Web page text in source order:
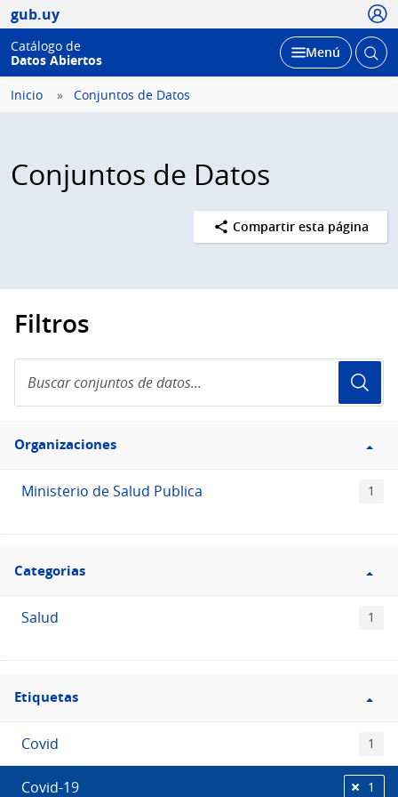
gub.uy
Catálogo de
Datos Abiertos
Desplegar
Menú Abrir
Inicio Conjuntos de Datos
Conjuntos de Datos
Compartir esta página
Filtros
conjuntos
de
Filtro
Organizaciones
Organizaciones
Ministerio de Salud Publica 1
Filtro
Categorias
Categorias
Salud 1
Filtro
Etiquetas
Etiquetas
Covid 1
Covid-19 1